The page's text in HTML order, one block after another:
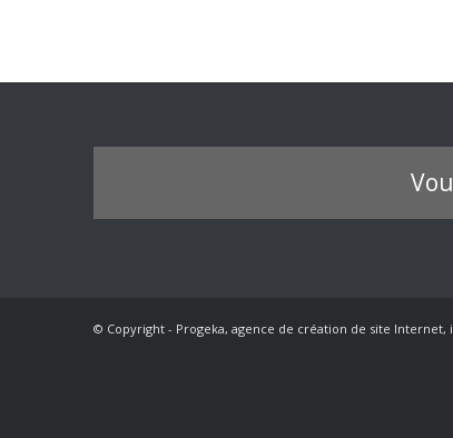
© Copyright - Progeka, agence de création de site